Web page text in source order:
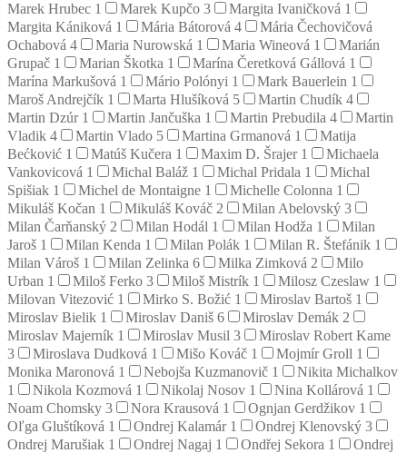
Marek Hrubec 1 Marek Kupčo 3 Margita Ivaničková 1
Margita Kániková 1 Mária Bátorová 4
Mária Čechovičová
Ochabová 4 Maria Nurowská 1 Maria Wineová 1
Marián
Grupač 1 Marian Škotka 1 Marína Čeretková Gállová 1
Marína Markušová 1 Mário Polónyi 1 Mark Bauerlein 1
Maroš Andrejčík 1 Marta Hlušíková 5 Martin Chudík 4
Martin Dzúr 1 Martin Jančuška 1 Martin Prebudila 4
Martin
Vladik 4 Martin Vlado 5 Martina Grmanová 1
Matija
Bećković 1 Matúš Kučera 1 Maxim D. Šrajer 1
Michaela
Vankovicová 1 Michal Baláž 1 Michal Pridala 1
Michal
Spišiak 1 Michel de Montaigne 1 Michelle Colonna 1
Mikuláš Kočan 1 Mikuláš Kováč 2 Milan Abelovský 3
Milan Čarňanský 2 Milan Hodál 1 Milan Hodža 1
Milan
Jaroš 1 Milan Kenda 1 Milan Polák 1 Milan R. Štefánik 1
Milan Vároš 1 Milan Zelinka 6 Milka Zimková 2
Milo
Urban 1 Miloš Ferko 3 Miloš Mistrík 1 Milosz Czeslaw 1
Milovan Vitezović 1 Mirko S. Božić 1 Miroslav Bartoš 1
Miroslav Bielik 1 Miroslav Daniš 6 Miroslav Demák 2
Miroslav Majerník 1 Miroslav Musil 3
Miroslav Robert Kame
3
Miroslava Dudková 1 Mišo Kováč 1 Mojmír Groll 1
Monika Maronová 1 Nebojša Kuzmanovič 1
Nikita Michalkov
1
Nikola Kozmová 1 Nikolaj Nosov 1 Nina Kollárová 1
Noam Chomsky 3 Nora Krausová 1 Ognjan Gerdžikov 1
Oľga Gluštíková 1 Ondrej Kalamár 1 Ondrej Klenovský 3
Ondrej Marušiak 1 Ondrej Nagaj 1 Ondřej Sekora 1
Ondrej